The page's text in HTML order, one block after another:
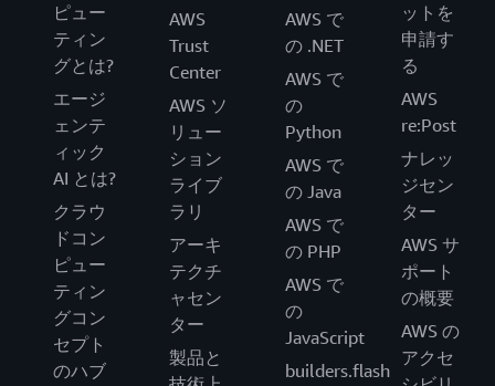
ピュー
ティン
グとは?
エージ
ェンテ
ィック
AI とは?
クラウ
ドコン
ピュー
ティン
グコン
セプト
のハブ
AWS
Trust
Center
AWS ソ
リュー
ション
ライブ
ラリ
アーキ
テクチ
ャセン
ター
製品と
AWS で
の .NET
AWS で
の
Python
AWS で
の Java
AWS で
の PHP
AWS で
の
JavaScript
builders.flash
ットを
申請す
る
AWS
re:Post
ナレッ
ジセン
ター
AWS サ
ポート
の概要
AWS の
アクセ